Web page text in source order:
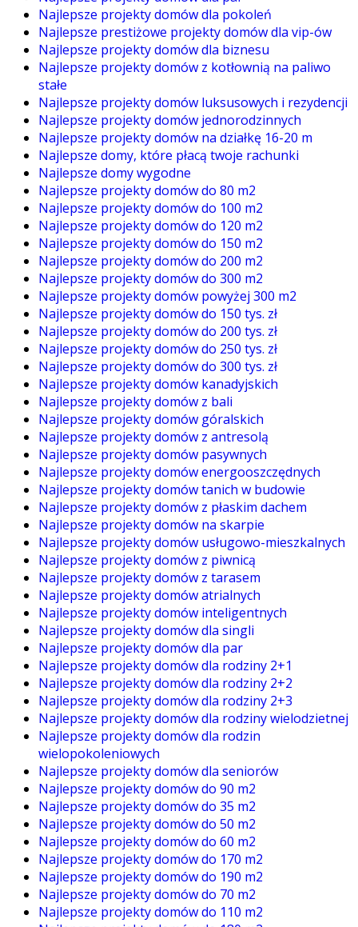
Najlepsze projekty domów dla pokoleń
Najlepsze prestiżowe projekty domów dla vip-ów
Najlepsze projekty domów dla biznesu
Najlepsze projekty domów z kotłownią na paliwo
stałe
Najlepsze projekty domów luksusowych i rezydencji
Najlepsze projekty domów jednorodzinnych
Najlepsze projekty domów na działkę 16-20 m
Najlepsze domy, które płacą twoje rachunki
Najlepsze domy wygodne
Najlepsze projekty domów do 80 m2
Najlepsze projekty domów do 100 m2
Najlepsze projekty domów do 120 m2
Najlepsze projekty domów do 150 m2
Najlepsze projekty domów do 200 m2
Najlepsze projekty domów do 300 m2
Najlepsze projekty domów powyżej 300 m2
Najlepsze projekty domów do 150 tys. zł
Najlepsze projekty domów do 200 tys. zł
Najlepsze projekty domów do 250 tys. zł
Najlepsze projekty domów do 300 tys. zł
Najlepsze projekty domów kanadyjskich
Najlepsze projekty domów z bali
Najlepsze projekty domów góralskich
Najlepsze projekty domów z antresolą
Najlepsze projekty domów pasywnych
Najlepsze projekty domów energooszczędnych
Najlepsze projekty domów tanich w budowie
Najlepsze projekty domów z płaskim dachem
Najlepsze projekty domów na skarpie
Najlepsze projekty domów usługowo-mieszkalnych
Najlepsze projekty domów z piwnicą
Najlepsze projekty domów z tarasem
Najlepsze projekty domów atrialnych
Najlepsze projekty domów inteligentnych
Najlepsze projekty domów dla singli
Najlepsze projekty domów dla par
Najlepsze projekty domów dla rodziny 2+1
Najlepsze projekty domów dla rodziny 2+2
Najlepsze projekty domów dla rodziny 2+3
Najlepsze projekty domów dla rodziny wielodzietnej
Najlepsze projekty domów dla rodzin
wielopokoleniowych
Najlepsze projekty domów dla seniorów
Najlepsze projekty domów do 90 m2
Najlepsze projekty domów do 35 m2
Najlepsze projekty domów do 50 m2
Najlepsze projekty domów do 60 m2
Najlepsze projekty domów do 170 m2
Najlepsze projekty domów do 190 m2
Najlepsze projekty domów do 70 m2
Najlepsze projekty domów do 110 m2